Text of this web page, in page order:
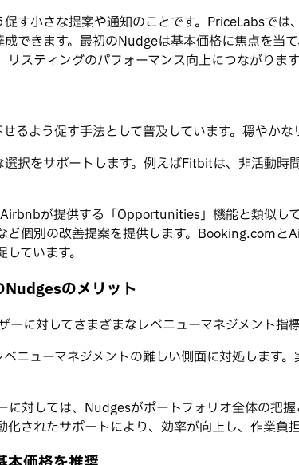
す小さな提案や通知のことです。PriceLabsで
できます。最初のNudgeは基本価格に焦点を当
スティングのパフォーマンス向上につながります
よう促す手法として普及しています。穏やかな
択をサポートします。例えばFitbitは、非活動
が提供する「Opportunities」機能と類似し
ど個別の改善提案を提供します。Booking.com
ています。
のメリット
に対してさまざまなレベニューマネジメント指
ニューマネジメントの難しい側面に対処します
対しては、Nudgesがポートフォリオ全体の把
されたサポートにより、効率が向上し、作業負